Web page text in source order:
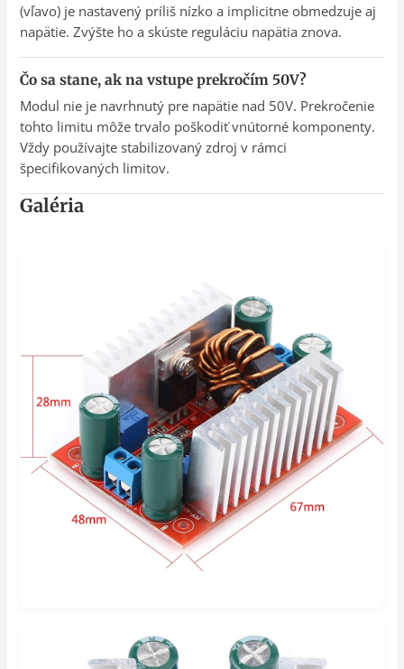
(vľavo) je nastavený príliš nízko a implicitne obmedzuje aj
napätie. Zvýšte ho a skúste reguláciu napätia znova.
Čo sa stane, ak na vstupe prekročím 50V?
Modul nie je navrhnutý pre napätie nad 50V. Prekročenie
tohto limitu môže trvalo poškodiť vnútorné komponenty.
Vždy používajte stabilizovaný zdroj v rámci
špecifikovaných limitov.
Galéria